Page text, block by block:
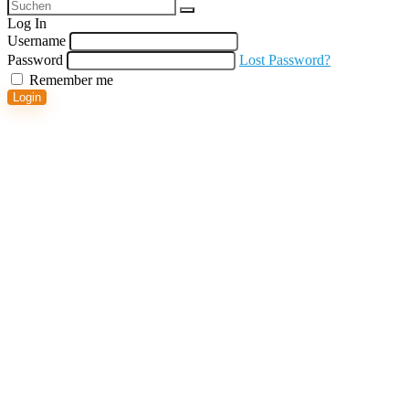
Log In
Username
Password
Lost Password?
Remember me
Login